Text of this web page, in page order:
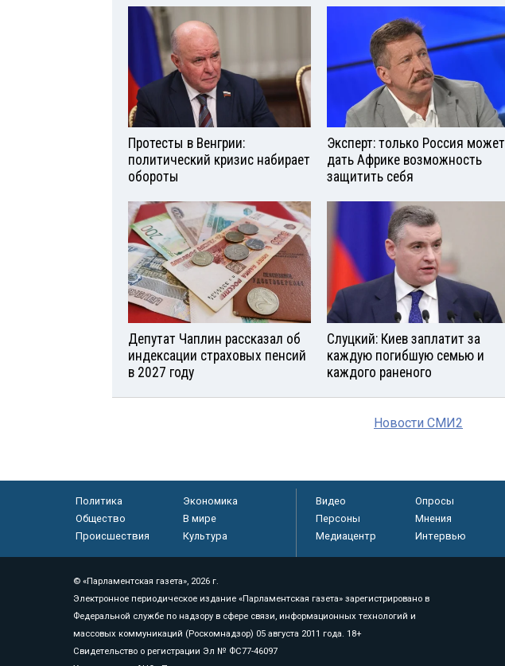
Протесты в Венгрии:
политический кризис набирает
обороты
Эксперт: только Россия может
дать Африке возможность
защитить себя
Депутат Чаплин рассказал об
индексации страховых пенсий
в 2027 году
Слуцкий: Киев заплатит за
каждую погибшую семью и
каждого раненого
Новости СМИ2
Политика
Экономика
Общество
В мире
Происшествия
Культура
Видео Опросы
Персоны
Мнения
Медиацентр
Интервью
© «Парламентская газета», 2026 г.
Электронное периодическое издание «Парламентская газета» зарегистрировано в
Федеральной службе по надзору в сфере связи, информационных технологий и
массовых коммуникаций (Роскомнадзор) 05 августа 2011 года. 18+
Свидетельство о регистрации Эл № ФС77-46097